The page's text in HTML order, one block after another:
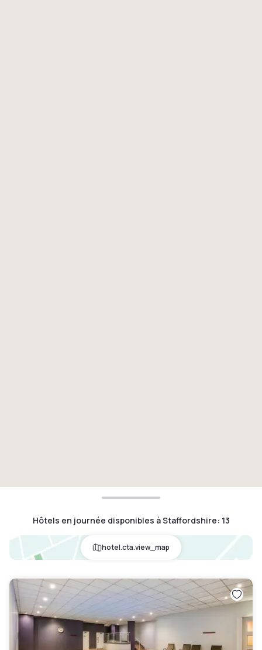
Hôtels en journée disponibles à Staffordshire: 13
hotel.cta.view_map